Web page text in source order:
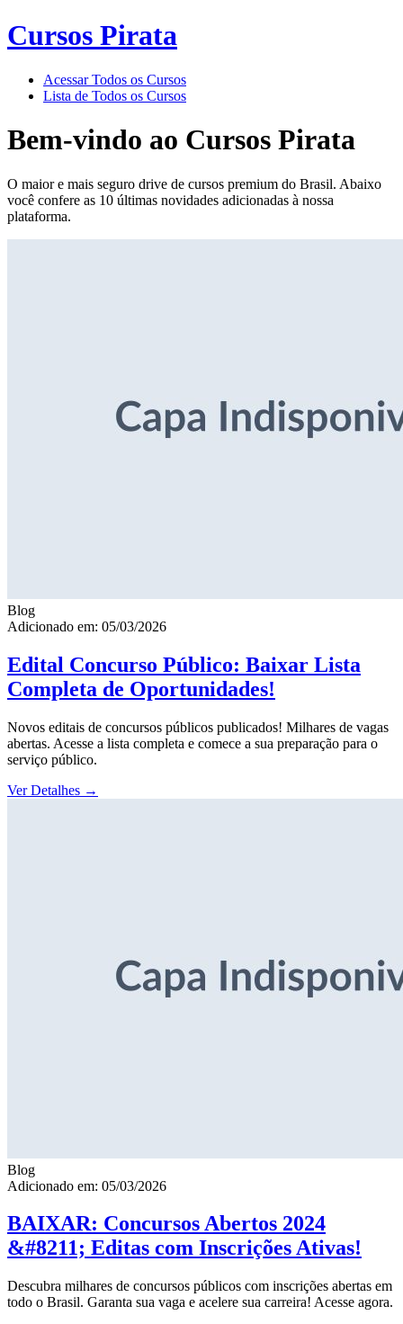
Cursos Pirata
Acessar Todos os Cursos
Lista de Todos os Cursos
Bem-vindo ao Cursos Pirata
O maior e mais seguro drive de cursos premium do Brasil. Abaixo
você confere as 10 últimas novidades adicionadas à nossa
plataforma.
Blog
Adicionado em: 05/03/2026
Edital Concurso Público: Baixar Lista
Completa de Oportunidades!
Novos editais de concursos públicos publicados! Milhares de vagas
abertas. Acesse a lista completa e comece a sua preparação para o
serviço público.
Ver Detalhes →
Blog
Adicionado em: 05/03/2026
BAIXAR: Concursos Abertos 2024
&#8211; Editas com Inscrições Ativas!
Descubra milhares de concursos públicos com inscrições abertas em
todo o Brasil. Garanta sua vaga e acelere sua carreira! Acesse agora.